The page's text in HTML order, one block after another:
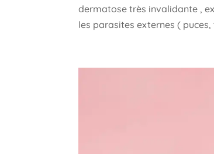
dermatose très invalidante ,
les parasites externes ( puces,